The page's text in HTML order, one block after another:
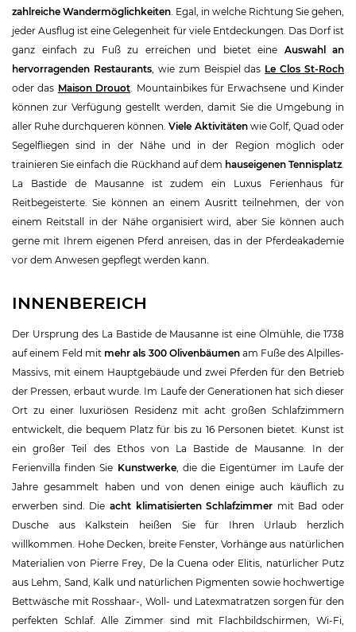
zahlreiche Wandermöglichkeiten . Egal, in welche Richtung Sie gehen,
jeder Ausflug ist eine Gelegenheit für viele Entdeckungen. Das Dorf ist
ganz einfach zu Fuß zu erreichen und bietet eine Auswahl an
hervorragenden Restaurants, wie zum Beispiel das Le Clos St-Roch
oder das Maison Drouot . Mountainbikes für Erwachsene und Kinder
können zur Verfügung gestellt werden, damit Sie die Umgebung in
aller Ruhe durchqueren können.Viele Aktivitätenwie Golf, Quad oder
Segelfliegen sind in der Nähe und in der Region möglich oder
trainieren Sie einfach die Rückhand auf dem hauseigenen Tennisplatz
La Bastide de Mausanne ist zudem ein Luxus Ferienhaus für
Reitbegeisterte. Sie können an einem Ausritt teilnehmen, der von
einem Reitstall in der Nähe organisiert wird, aber Sie können auch
gerne mit Ihrem eigenen Pferd anreisen, das in der Pferdeakademie
vor dem Anwesen gepflegt werden kann.
INNENBEREICH
Der Ursprung des La Bastide de Mausanne ist eine Ölmühle, die 1738
auf einem Feld mit mehr als 300 Olivenbäumenam Fuße des Alpilles-
Massivs, mit einem Hauptgebäude und zwei Pferden für den Betrieb
der Pressen, erbaut wurde. Im Laufe der Generationen hat sich dieser
Ort zu einer luxuriösen Residenz mit acht großen Schlafzimmern
entwickelt, die bequem Platz für bis zu 16 Personen bietet. Kunst ist
ein großer Teil des Ethos von La Bastide de Mausanne. In der
Ferienvilla finden Sie Kunstwerke, die die Eigentümer im Laufe der
Jahre gesammelt haben und von denen einige auch käuflich zu
erwerben sind. Die acht klimatisierten Schlafzimmer mit Bad oder
Dusche aus Kalkstein heißen Sie für Ihren Urlaub herzlich
willkommen. Hohe Decken, breite Fenster, Vorhänge aus natürlichen
Materialien von Pierre Frey, De la Cuena oder Elitis, natürlicher Putz
aus Lehm, Sand, Kalk und natürlichen Pigmenten sowie hochwertige
Bettwäsche mit Rosshaar-, Woll- und Latexmatratzen sorgen für den
perfekten Schlaf. Alle Zimmer sind mit Flachbildschirmen, Wi-Fi,